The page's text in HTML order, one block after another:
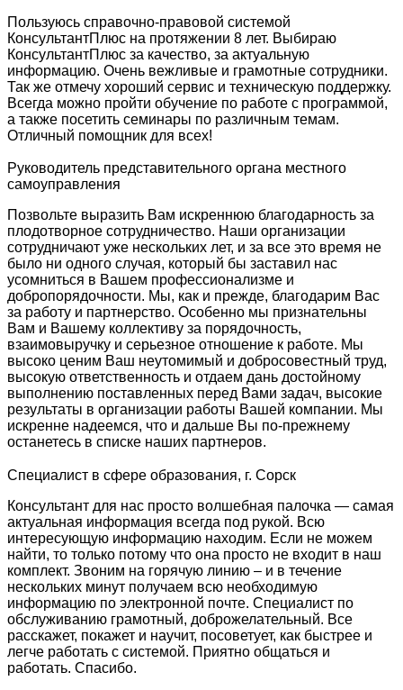
Пользуюсь справочно-правовой системой
КонсультантПлюс на протяжении 8 лет. Выбираю
КонсультантПлюс за качество, за актуальную
информацию. Очень вежливые и грамотные сотрудники.
Так же отмечу хороший сервис и техническую поддержку.
Всегда можно пройти обучение по работе с программой,
а также посетить семинары по различным темам.
Отличный помощник для всех!
Руководитель представительного органа местного
самоуправления
Позвольте выразить Вам искреннюю благодарность за
плодотворное сотрудничество. Наши организации
сотрудничают уже нескольких лет, и за все это время не
было ни одного случая, который бы заставил нас
усомниться в Вашем профессионализме и
добропорядочности. Мы, как и прежде, благодарим Вас
за работу и партнерство. Особенно мы признательны
Вам и Вашему коллективу за порядочность,
взаимовыручку и серьезное отношение к работе. Мы
высоко ценим Ваш неутомимый и добросовестный труд,
высокую ответственность и отдаем дань достойному
выполнению поставленных перед Вами задач, высокие
результаты в организации работы Вашей компании. Мы
искренне надеемся, что и дальше Вы по-прежнему
останетесь в списке наших партнеров.
Специалист в сфере образования, г. Сорск
Консультант для нас просто волшебная палочка — самая
актуальная информация всегда под рукой. Всю
интересующую информацию находим. Если не можем
найти, то только потому что она просто не входит в наш
комплект. Звоним на горячую линию – и в течение
нескольких минут получаем всю необходимую
информацию по электронной почте. Специалист по
обслуживанию грамотный, доброжелательный. Все
расскажет, покажет и научит, посоветует, как быстрее и
легче работать с системой. Приятно общаться и
работать. Спасибо.